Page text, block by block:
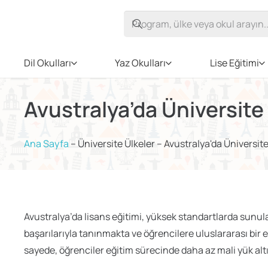
Dil Okulları Yaz Okulları Lise Eğitimi
Avustralya’da Üniversite
Ana Sayfa – Üniversite Ülkeler–Avustralya'da Üniversite
Avustralya’da lisans eğitimi, yüksek standartlarda
başarılarıyla tanınmakta ve öğrencilere uluslararası
sayede, öğrenciler eğitim sürecinde daha az mali yük